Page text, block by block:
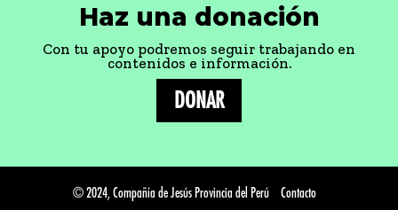
Haz una donación
Con tu apoyo podremos seguir trabajando en
contenidos e información.
DONAR
© 2024, Compañía de Jesús Provincia del Perú Contacto